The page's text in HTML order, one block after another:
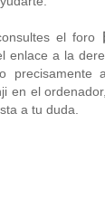
el foro
enlace a la
precisamente
en el
a tu duda.